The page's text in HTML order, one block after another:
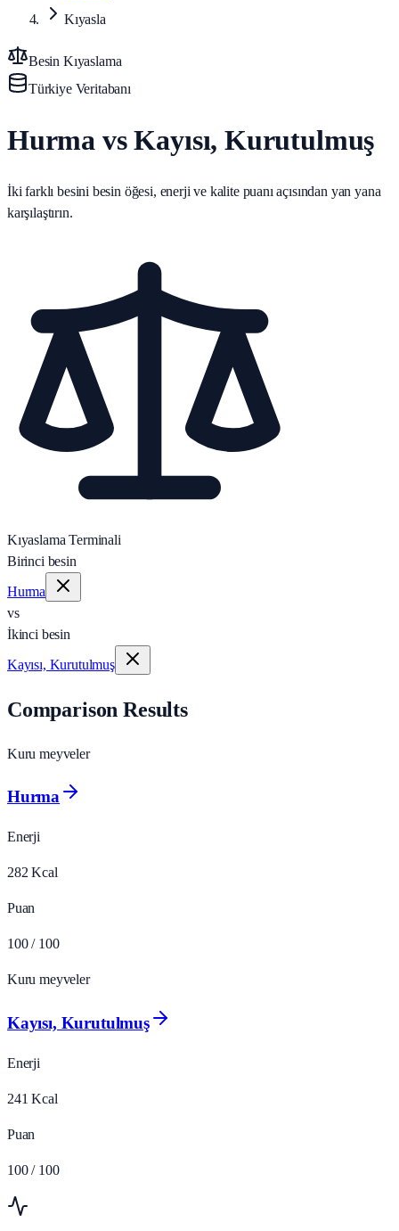
Kıyasla
Besin Kıyaslama
Türkiye Veritabanı
Hurma vs Kayısı, Kurutulmuş
İki farklı besini besin öğesi, enerji ve kalite puanı açısından yan yana
karşılaştırın.
Kıyaslama Terminali
Birinci besin
Hurma
vs
İkinci besin
Kayısı, Kurutulmuş
Comparison Results
Kuru meyveler
Hurma
Enerji
282 Kcal
Puan
100 / 100
Kuru meyveler
Kayısı, Kurutulmuş
Enerji
241 Kcal
Puan
100 / 100